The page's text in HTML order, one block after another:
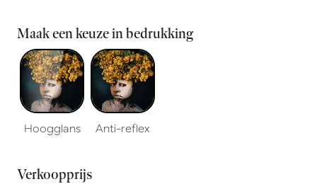
Maak een keuze in bedrukking
Hoogglans Anti-reflex
Verkoopprijs